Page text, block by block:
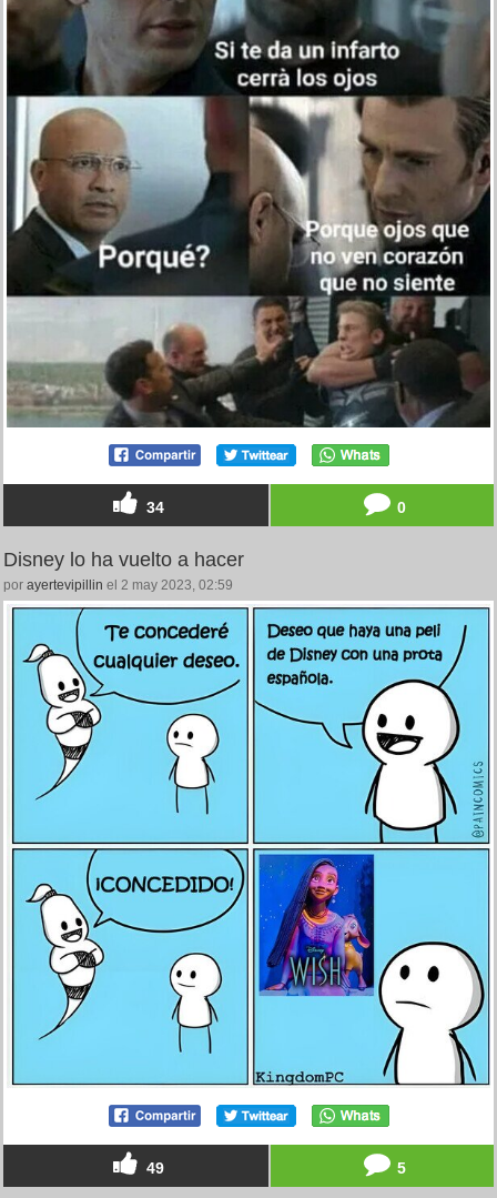
34 0
Disney lo ha vuelto a hacer
por ayertevipillin el 2 may 2023, 02:59
49 5